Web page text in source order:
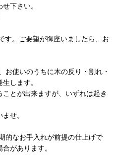
下さい。
。ご要望が御座いましたら、お
使いのうちに木の反り・割れ・
します。
とが出来ますが、いずれは起き
せ。
なお手入れが前提の仕上げで
があります。